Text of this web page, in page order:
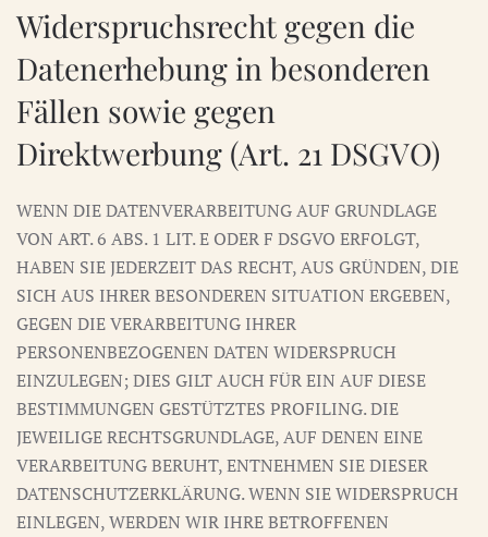
Widerspruchsrecht gegen die
Datenerhebung in besonderen
Fällen sowie gegen
Direktwerbung (Art. 21 DSGVO)
WENN DIE DATENVERARBEITUNG AUF GRUNDLAGE
VON ART. 6 ABS. 1 LIT. E ODER F DSGVO ERFOLGT,
HABEN SIE JEDERZEIT DAS RECHT, AUS GRÜNDEN, DIE
SICH AUS IHRER BESONDEREN SITUATION ERGEBEN,
GEGEN DIE VERARBEITUNG IHRER
PERSONENBEZOGENEN DATEN WIDERSPRUCH
EINZULEGEN; DIES GILT AUCH FÜR EIN AUF DIESE
BESTIMMUNGEN GESTÜTZTES PROFILING. DIE
JEWEILIGE RECHTSGRUNDLAGE, AUF DENEN EINE
VERARBEITUNG BERUHT, ENTNEHMEN SIE DIESER
DATENSCHUTZERKLÄRUNG. WENN SIE WIDERSPRUCH
EINLEGEN, WERDEN WIR IHRE BETROFFENEN